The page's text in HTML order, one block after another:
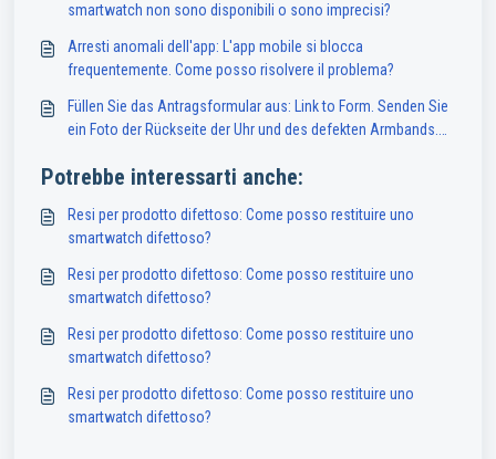
smartwatch non sono disponibili o sono imprecisi?
Arresti anomali dell'app: L'app mobile si blocca
frequentemente. Come posso risolvere il problema?
Füllen Sie das Antragsformular aus: Link to Form. Senden Sie
ein Foto der Rückseite der Uhr und des defekten Armbands.
in Frankreich verfügbar.
Potrebbe interessarti anche:
Resi per prodotto difettoso: Come posso restituire uno
smartwatch difettoso?
Resi per prodotto difettoso: Come posso restituire uno
smartwatch difettoso?
Resi per prodotto difettoso: Come posso restituire uno
smartwatch difettoso?
Resi per prodotto difettoso: Come posso restituire uno
smartwatch difettoso?